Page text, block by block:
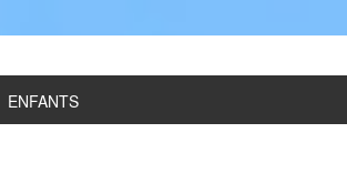
ENFANTS